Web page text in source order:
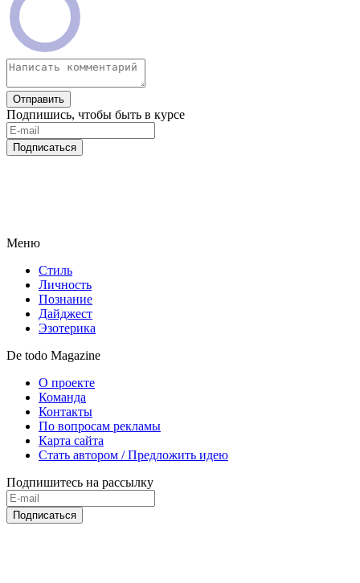
Отправить
Подпишись, чтобы быть в курсе
Подписаться
Меню
Стиль
Личность
Познание
Дайджест
Эзотерика
De todo Magazine
О проекте
Команда
Контакты
По вопросам рекламы
Карта сайта
Стать автором / Предложить идею
Подпишитесь на рассылку
Подписаться